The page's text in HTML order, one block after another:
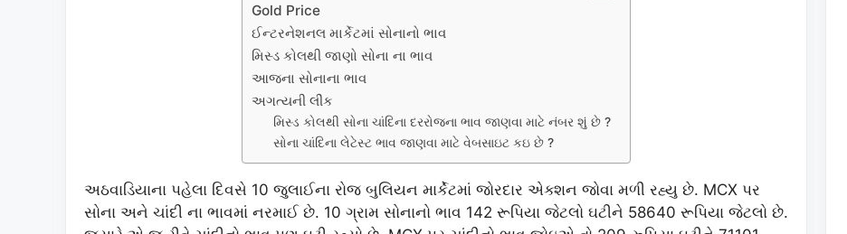
Gold Price
ઈન્ટરનેશનલ માર્કેટમાં સોનાનો ભાવ
મિસ્ડ કોલથી જાણો સોના ના ભાવ
આજના સોનાના ભાવ
અગત્યની લીંક
મિસ્ડ કોલથી સોના ચાંદિના દરરોજના ભાવ જાણવા માટે નંબર શું છે ?
સોના ચાંદિના લેટેસ્ટ ભાવ જાણવા માટે વેબસાઇટ કઇ છે ?
અઠવાડિયાના પહેલા દિવસે 10 જુલાઈના રોજ બુલિયન માર્કેટમાં જોરદાર એક્શન જોવા મળી રહ્યુ છે. MCX પર
સોના અને ચાંદી ના ભાવમાં નરમાઈ છે. 10 ગ્રામ સોનાનો ભાવ 142 રૂપિયા જેટલો ઘટીને 58640 રૂપિયા જેટલો છે.